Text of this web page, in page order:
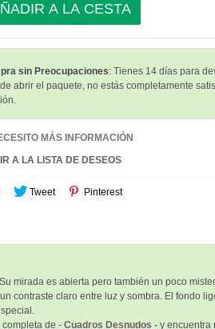
A LA CESTA
sin Preocupaciones: Tienes 14 días para
abrir el paquete, no estás completamente
MÁS INFORMACIÓN
A LA LISTA DE DESEOS
Tweet Pinterest
mirada es abierta pero también un poco
contraste claro entre luz y sombra. El fondo
de - Cuadros Desnudos - y encuentra